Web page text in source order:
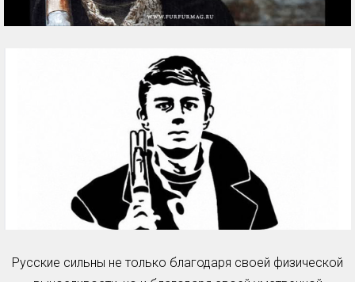
Русские сильны не только благодаря своей физической